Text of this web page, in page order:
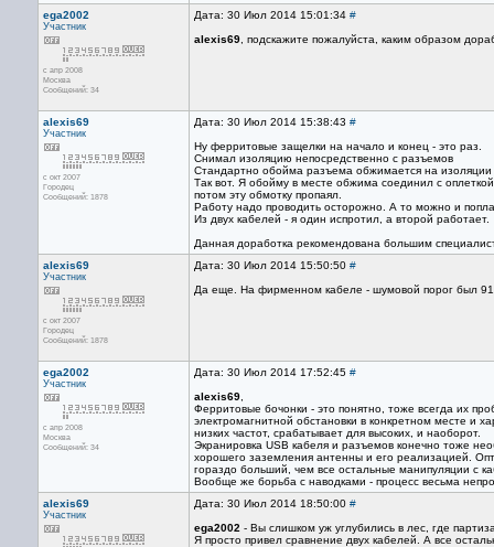
ega2002
Участник
с апр 2008
Москва
Сообщений: 34
Дата: 30 Июл 2014 15:01:34 #
alexis69 , подскажите пожалуйста, каким образом
alexis69
Участник
с окт 2007
Городец
Сообщений: 1878
Дата: 30 Июл 2014 15:38:43 #
Ну ферритовые защелки на начало и конец - это раз.
Снимал изоляцию непосредственно с разъемов
Стандартно обойма разъема обжимается на изоляции
Так вот. Я обойму в месте обжима соединил с
потом эту обмотку пропаял.
Работу надо проводить осторожно. А то можно и
Из двух кабелей - я один испротил, а второй работает.
Данная доработка рекомендована большим
alexis69
Участник
с окт 2007
Городец
Сообщений: 1878
Дата: 30 Июл 2014 15:50:50 #
Да еще. На фирменном кабеле - шумовой порог был
ega2002
Участник
с апр 2008
Москва
Сообщений: 34
Дата: 30 Июл 2014 17:52:45 #
alexis69
Ферритовые бочонки - это понятно, тоже всегда их
электромагнитной обстановки в конкретном месте и
низких частот, срабатывает для высоких, и наоборот.
Экранировка USB кабеля и разъемов конечно тоже
хорошего заземления антенны и его реализацией.
гораздо больший, чем все остальные манипуляции с
Вообще же борьба с наводками - процесс весьма
alexis69
Участник
Дата: 30 Июл 2014 18:50:00 #
ega2002 - Вы слишком уж углубились в лес, где
Я просто привел сравнение двух кабелей. А все